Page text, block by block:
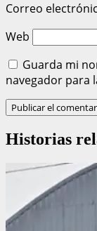
Correo
Web
Guarda mi
navegador para
Historias